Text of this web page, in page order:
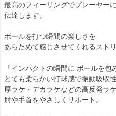
最高のフィーリングでプレーヤーに
伝達します。
ボールを打つ瞬間の楽しさを
あらためて感じさせてくれるスト
「インパクトの瞬間に ボールを包
とても柔らかい打球感で振動吸収性
厚ラケ・デカラケなどの高反発ラ
肘や手首をやさしくサポート。